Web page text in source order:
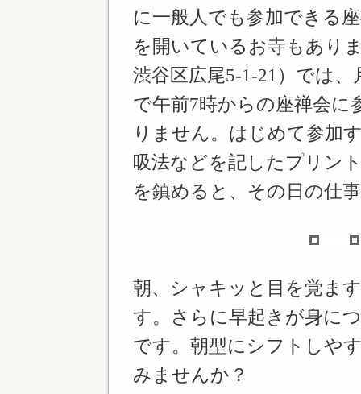
に一般人でも参加できる
を開いているお寺もあり
渋谷区広尾5-1-21）では
で午前7時からの座禅会に
りません。はじめて参加
吸法などを記したプリン
を鎮めると、その日の仕
朝、シャキッと目を覚ま
す。さらに早起きが身に
です。朝型にシフトしや
みませんか？